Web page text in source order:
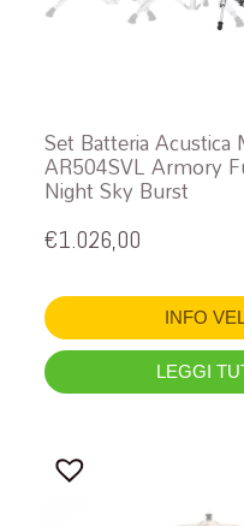
Set Batteria Acustica
AR504SVL Armory
Night Sky Burst
€1.026,00
INFO
LEGGI